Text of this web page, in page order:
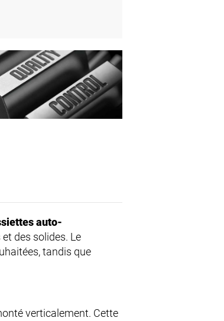
auto-
des solides. Le
tandis que
verticalement. Cette